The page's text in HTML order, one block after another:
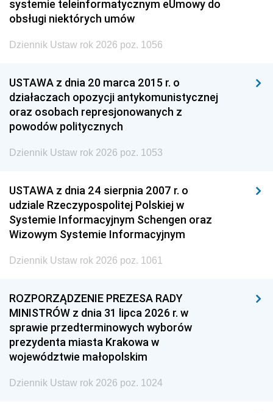
systemie teleinformatycznym eUmowy do
obsługi niektórych umów
Dziennik Ustaw rok 2026 poz. 1056
USTAWA z dnia 20 marca 2015 r. o
działaczach opozycji antykomunistycznej
oraz osobach represjonowanych z
powodów politycznych
Dziennik Ustaw rok 2026 poz. 1053
USTAWA z dnia 24 sierpnia 2007 r. o
udziale Rzeczypospolitej Polskiej w
Systemie Informacyjnym Schengen oraz
Wizowym Systemie Informacyjnym
Dziennik Ustaw rok 2026 poz. 1061
ROZPORZĄDZENIE PREZESA RADY
MINISTRÓW z dnia 31 lipca 2026 r. w
sprawie przedterminowych wyborów
prezydenta miasta Krakowa w
województwie małopolskim
Dziennik Ustaw rok 2026 poz. 1024